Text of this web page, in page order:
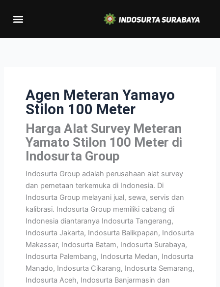
Menu
Agen Meteran Yamayo
Stilon 100 Meter
Harga Alat Survey Meteran
Yamato Stilon 100 Meter di
Indosurta Group
Indosurta Group adalah perusahaan alat survey
dan pemetaan terkemuka di Indonesia. Di
Indosurta Group melayani jual, sewa, servis dan
kalibrasi. Indosurta Group memiliki cabang di
Indonesia diantaranya Indosurta Tangerang,
Indosurta Jakarta, Indosurta Balikpapan, Indosurta
Makassar, Indosurta Batam, Indosurta Surabaya,
Indosurta Palembang, Indosurta Medan, Indosurta
Manado, Indosurta Cikarang, Indosurta Semarang,
Indosurta Aceh, Indosurta Banjarmasin dan